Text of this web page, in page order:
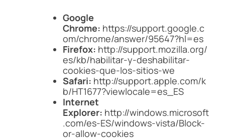
Google
Chrome: https://support.google.c
om/chrome/answer/95647?hl=es
Firefox: http://support.mozilla.org/
es/kb/habilitar-y-deshabilitar-
cookies-que-los-sitios-we
Safari: http://support.apple.com/k
b/HT1677?viewlocale=es_ES
Internet
Explorer: http://windows.microsoft
.com/es-ES/windows-vista/Block-
or-allow-cookies